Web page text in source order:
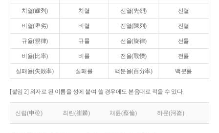
치열(齒列) 치렬 선열(先烈) 선렬
비열(卑劣) 비렬 진열(陳列) 진렬
규율(規律) 규률 선율(旋律) 선률
비율(比率) 비률 전율(戰慄) 전률
실패율(失敗率) 실패률 백분율(百分率) 백분률
[붙임 2] 외자로 된 이름을 성에 붙여 쓸 경우에도 본음대로 적을 수 있다.
신립(申砬) 최린(崔麟) 채륜(蔡倫) 하륜(河崙)